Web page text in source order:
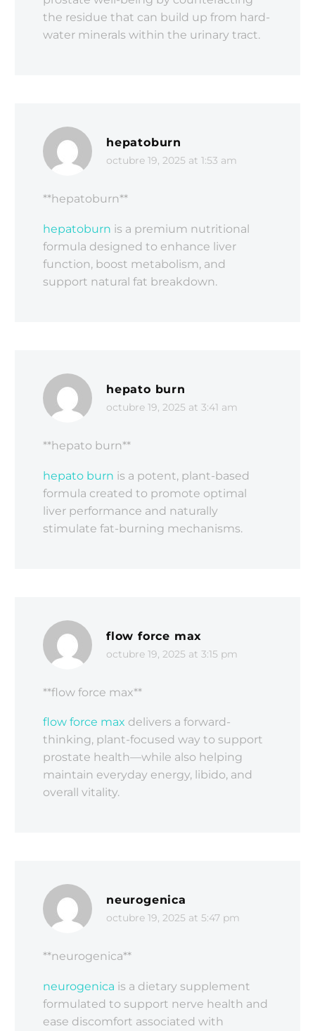
the residue that can build up from hard-
water minerals within the urinary tract.
hepatoburn
octubre 19, 2025 at 1:53 am
** hepatoburn**
hepatoburn is a premium nutritional
formula designed to enhance liver
function, boost metabolism, and
support natural fat breakdown.
hepato burn
octubre 19, 2025 at 3:41 am
** hepato burn**
hepato burn is a potent, plant-based
formula created to promote optimal
liver performance and naturally
stimulate fat-burning mechanisms.
flow force max
octubre 19, 2025 at 3:15 pm
**flow force max**
flow force max delivers a forward-
thinking, plant-focused way to support
prostate health—while also helping
maintain everyday energy, libido, and
overall vitality.
neurogenica
octubre 19, 2025 at 5:47 pm
** neurogenica**
neurogenica is a dietary supplement
formulated to support nerve health and
ease discomfort associated with